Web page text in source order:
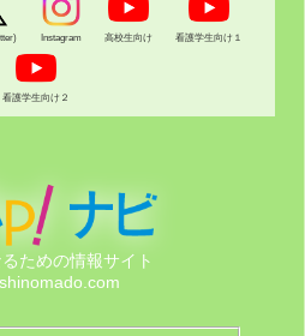
Instagram 高校生向け 看護学生向け１
看護学生向け２
ための情報サイト